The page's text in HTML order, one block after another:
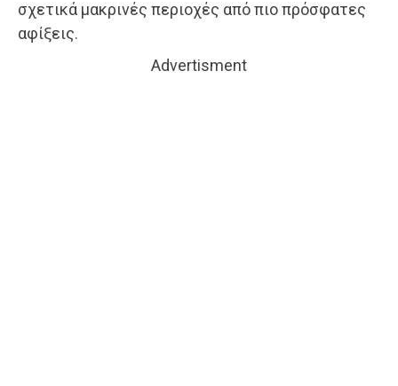
σχετικά μακρινές περιοχές από πιο πρόσφατες
αφίξεις.
Advertisment